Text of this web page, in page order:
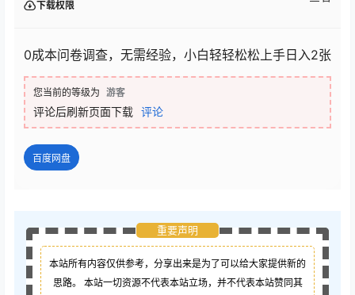
下载权限
0成本问卷调查，无需经验，小白轻轻松松上手日入2张
您当前的等级为 游客
评论后刷新页面下载 评论
百度网盘
重要声明
本站所有内容仅供参考，分享出来是为了可以给大家提供新的
思路。 本站一切资源不代表本站立场，并不代表本站赞同其